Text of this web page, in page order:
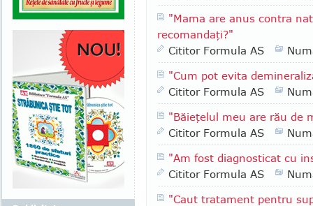
"Mama are anus contra
recomandaţi?"
Cititor Formula AS
"Cum pot evita
Cititor Formula AS
"Băieţelul meu are rău de
Cititor Formula AS
"Am fost diagnosticat cu
Cititor Formula AS
"Caut tratament pentru